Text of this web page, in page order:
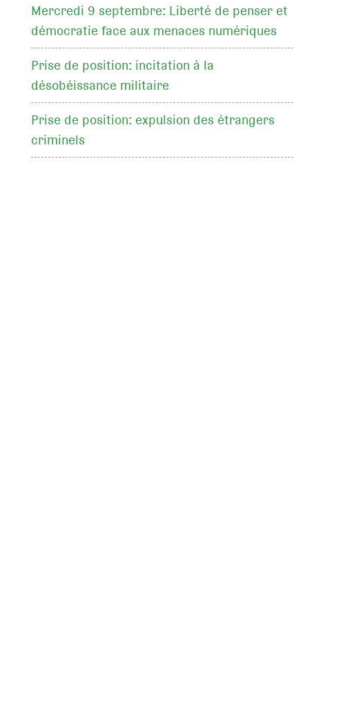
Mercredi 9 septembre: Liberté de penser et
démocratie face aux menaces numériques
Prise de position: incitation à la
désobéissance militaire
Prise de position: expulsion des étrangers
criminels